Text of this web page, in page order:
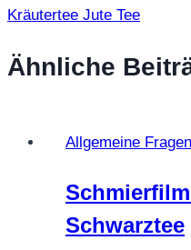
Kräutertee Jute Tee
Ähnliche
Allgemeine
Schwarztee